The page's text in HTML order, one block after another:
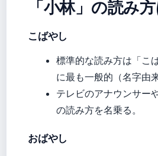
「小林」の読み
こばやし
標準的な読み方は「こ
に最も一般的（名字由
テレビのアナウンサー
の読み方を名乗る。
おばやし